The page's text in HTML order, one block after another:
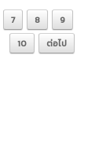
7 8
9
10
ต่อไป